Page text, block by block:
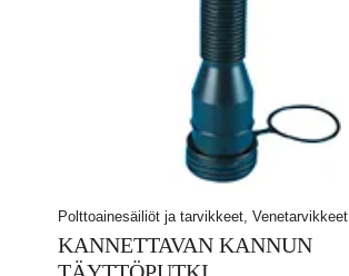
Polttoainesäiliöt ja tarvikkeet, Venetarvikkeet
KANNETTAVAN KANNUN